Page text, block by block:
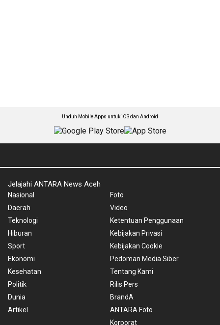
Unduh Mobile Apps untuk iOS dan Android
Jelajahi ANTARA News Aceh
Nasional
Daerah
Teknologi
Hiburan
Sport
Ekonomi
Kesehatan
Politik
Dunia
Artikel
Foto
Video
Ketentuan Penggunaan
Kebijakan Privasi
Kebijakan Cookie
Pedoman Media Siber
Tentang Kami
Rilis Pers
BrandA
ANTARA Foto
Korporat